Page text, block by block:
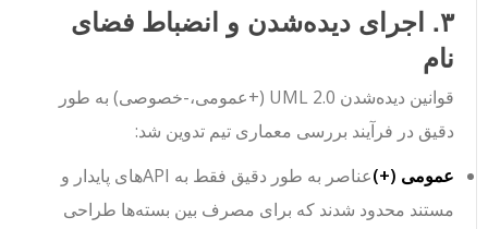
۳. اجرای دیده‌شدن و انضباط فضای
نام
قوانین دیده‌شدن UML 2.0 ( +عمومی، -خصوصی) به طور
دقیق در فرآیند بررسی معماری تیم تدوین شد:
عمومی (+
)
عناصر به طور دقیق فقط به APIهای پایدار و
مستند محدود شدند که برای مصرف بین بسته‌ها طراحی